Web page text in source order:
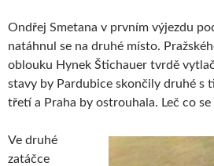
Ondřej Smetana v prvním výjezdu
natáhnul se na druhé místo.
oblouku Hynek Štichauer tvrdě
stavy by Pardubice skončily druhé s
třetí a Praha by ostrouhala. Leč co
Ve druhé
zatáčce